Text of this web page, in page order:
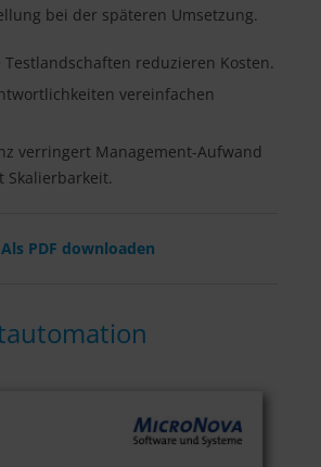
bei der späteren Umsetzung.
reduzieren Kosten.
vereinfachen
verringert Management-Aufwand
Skalierbarkeit.
Als PDF downloaden